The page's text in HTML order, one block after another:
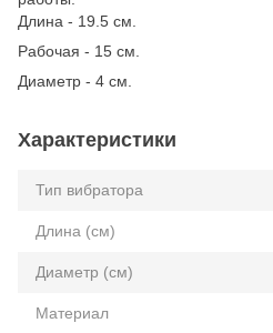
Длина - 19.5 см.
Рабочая - 15 см.
Диаметр - 4 см.
Характеристики
Тип вибратора
Длина (см)
Диаметр (см)
Материал